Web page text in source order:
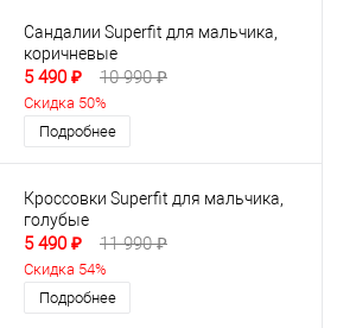
Сандалии Superfit для мальчика,
коричневые
5 490 ₽ 10 990 ₽
Скидка 50%
Подробнее
Кроссовки Superfit для мальчика,
голубые
5 490 ₽ 11 990 ₽
Скидка 54%
Подробнее